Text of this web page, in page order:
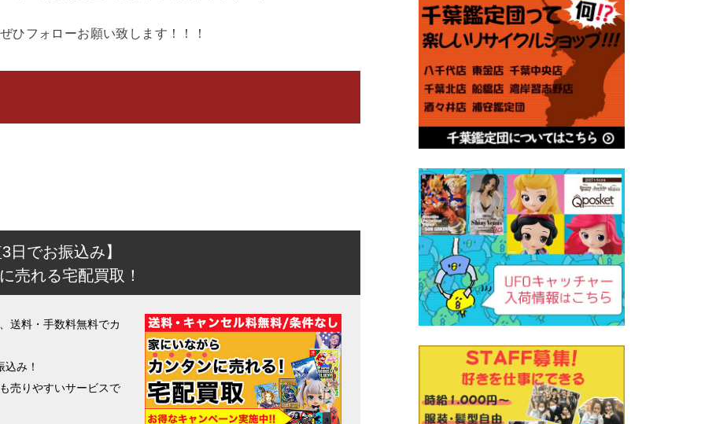
ひフォローお願い致します！！！
日でお振込み】
売れる宅配買取！
送料・手数料無料でカ
み！
売りやすいサービスで